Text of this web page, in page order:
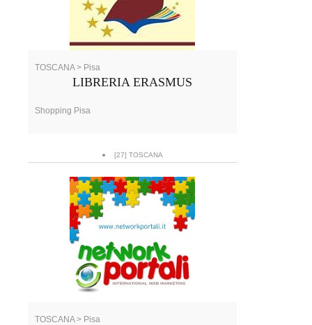
TOSCANA > Pisa
LIBRERIA ERASMUS
Shopping Pisa
[27] TOSCANA
TOSCANA > Pisa